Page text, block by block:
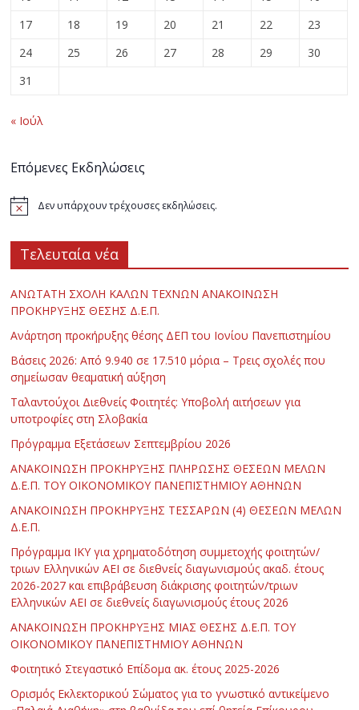
17
18 19 20 21 22
23
24
25 26 27 28 29
30
31
« Ιούλ
Επόμενες Εκδηλώσεις
Δεν υπάρχουν τρέχουσες εκδηλώσεις.
Τελευταία νέα
ΑΝΩΤΑΤΗ ΣΧΟΛΗ ΚΑΛΩΝ ΤΕΧΝΩΝ ΑΝΑΚΟΙΝΩΣΗ
ΠΡΟΚΗΡΥΞΗΣ ΘΕΣΗΣ Δ.Ε.Π.
Ανάρτηση προκήρυξης θέσης ΔΕΠ του Ιονίου Πανεπιστημίου
Βάσεις 2026: Από 9.940 σε 17.510 μόρια – Τρεις σχολές που
σημείωσαν θεαματική αύξηση
Ταλαντούχοι Διεθνείς Φοιτητές: Υποβολή αιτήσεων για
υποτροφίες στη Σλοβακία
Πρόγραμμα Εξετάσεων Σεπτεμβρίου 2026
ΑΝΑΚΟΙΝΩΣΗ ΠΡΟΚΗΡΥΞΗΣ ΠΛΗΡΩΣΗΣ ΘΕΣΕΩΝ ΜΕΛΩΝ
Δ.Ε.Π. ΤΟΥ ΟΙΚΟΝΟΜΙΚΟΥ ΠΑΝΕΠΙΣΤΗΜΙΟΥ ΑΘΗΝΩΝ
ΑΝΑΚΟΙΝΩΣΗ ΠΡΟΚΗΡΥΞΗΣ ΤΕΣΣΑΡΩΝ (4) ΘΕΣΕΩΝ ΜΕΛΩΝ
Δ.Ε.Π.
Πρόγραμμα ΙΚΥ για χρηματοδότηση συμμετοχής φοιτητών/
τριων Ελληνικών ΑΕΙ σε διεθνείς διαγωνισμούς ακαδ. έτους
2026-2027 και επιβράβευση διάκρισης φοιτητών/τριων
Ελληνικών ΑΕΙ σε διεθνείς διαγωνισμούς έτους 2026
ΑΝΑΚΟΙΝΩΣΗ ΠΡΟΚΗΡΥΞΗΣ ΜΙΑΣ ΘΕΣΗΣ Δ.Ε.Π. ΤΟΥ
ΟΙΚΟΝΟΜΙΚΟΥ ΠΑΝΕΠΙΣΤΗΜΙΟΥ ΑΘΗΝΩΝ
Φοιτητικό Στεγαστικό Επίδομα ακ. έτους 2025-2026
Ορισμός Εκλεκτορικού Σώματος για το γνωστικό αντικείμενο